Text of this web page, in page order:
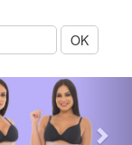
OK